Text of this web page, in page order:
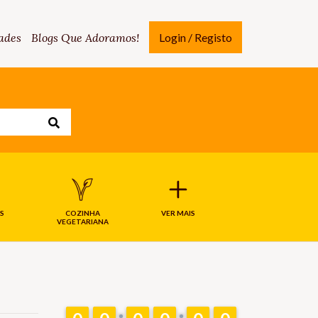
Blogs Que Adoramos! Login / Registo
COZINHA
VEGETARIANA
VER MAIS